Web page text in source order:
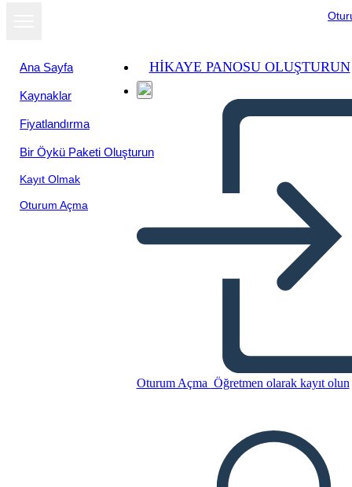
Ana Sayfa
Kaynaklar
Fiyatlandırma
Bir Öykü Paketi Oluşturun
Kayıt Olmak
Oturum Açma
HIKAYE PANOSU OLUŞTURUN
Oturum Açma Öğretmen olarak kayıt olun
Bu Öykü Panosunu kopyala
SLAYT GÖSTERİSİNİ OYNAT
BENİ OKU